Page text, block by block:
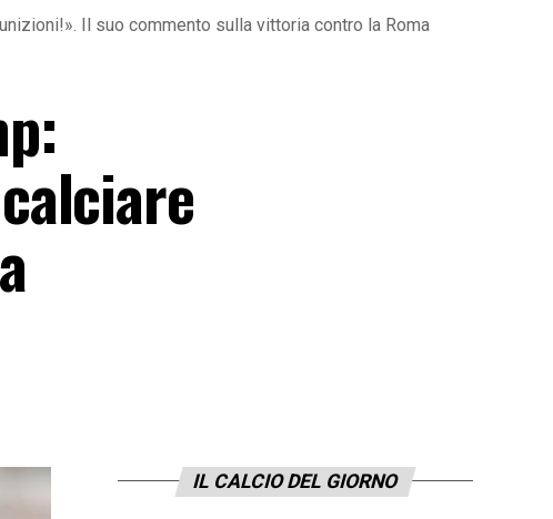
Il suo commento sulla vittoria contro la Roma
IL CALCIO DEL GIORNO